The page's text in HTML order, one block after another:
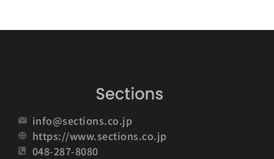
info@sections.co.jp
https://www.sections.co.jp
048-287-8080